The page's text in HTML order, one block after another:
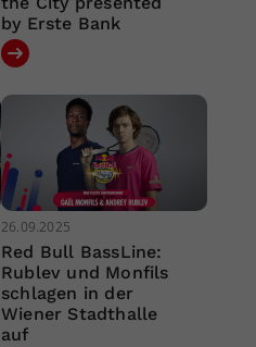
by Erste Bank
26.09.2025
Red Bull BassLine:
Rublev und Monfils
schlagen in der
Wiener Stadthalle
auf